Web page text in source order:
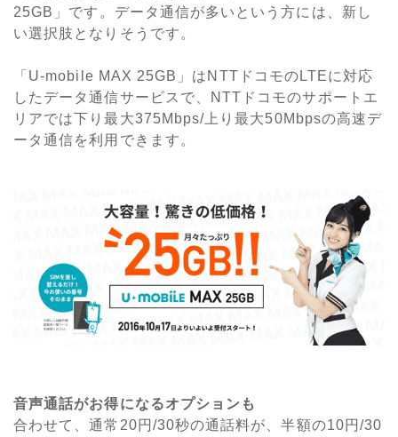
25GB」です。データ通信が多いという方には、新し
い選択肢となりそうです。
「U-mobile MAX 25GB」はNTTドコモのLTEに対応
したデータ通信サービスで、NTTドコモのサポートエ
リアでは下り最大375Mbps/上り最大50Mbpsの高速デ
ータ通信を利用できます。
音声通話がお得になるオプションも
合わせて、通常20円/30秒の通話料が、半額の10円/30